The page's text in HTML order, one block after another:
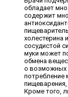
обладает
содержит
холестерина
сосудистой
муки может
обмена
о возможных
потребление
пищеварения,
Кроме того,